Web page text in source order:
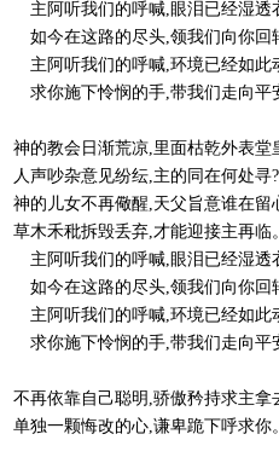
主阿听我们的呼喊,眼泪已经湿透
如今在这路的尽头,领我们向你
主阿听我们的呼喊,环境已经如此
求你施下怜悯的手,带我们走向平
神的教会日渐荒凉,里面枯乾外表堂
人声吵杂意见纷纭,主的同在何处寻?
神的儿女不再儆醒,天父旨意谁在留
草木禾秕拆毁丢弃,才能迎接主再临
主阿听我们的呼喊,眼泪已经湿透
如今在这路的尽头,领我们向你
主阿听我们的呼喊,环境已经如此
求你施下怜悯的手,带我们走向平
不再依靠自己聪明,骄傲矜持求主拿
单独一颗悔改的心,谦卑跪下呼求你